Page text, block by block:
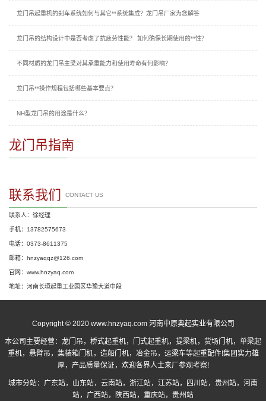
龙门吊起重机的刹车系统如何与其它**系统集成？龙门吊厂家为您解答
龙门吊的结构设计中是否考虑了抗疲劳性能？ 如何确保长期使用的**性？
不同材质的龙门吊主梁对其承重能力和使用寿命有何影响？
龙门吊**操作规程包括哪些基本要点？
NH型龙门吊的用途是什么？
龙门吊指南
联系我们 CONTACT US
联系人：徐经理
手机：13782575673
电话：0373-8611375
邮箱：hnzyaqqz@126.com
官网：www.hnzyaq.com
地址：河南长垣起重工业园区华豫大道中段
Copyright © 2020 www.hnzyaq.com 河南中原奥起实业有限公司
本公司主要经营： 龙门吊 ， 桥式起重机， 门式起重机，提梁机，货场门机，单梁起
重机，悬臂吊，集装箱门机，造船门机，冶金吊，运梁车等起重配件!集团实力雄
厚，产品质量保证，欢迎各界人士来厂参观考察!
城市分站： 广东站， 山东站， 云南站， 浙江站， 江苏站， 四川站， 贵州站， 河南
站， 广西站， 陕西站， 重庆站， 贵州站